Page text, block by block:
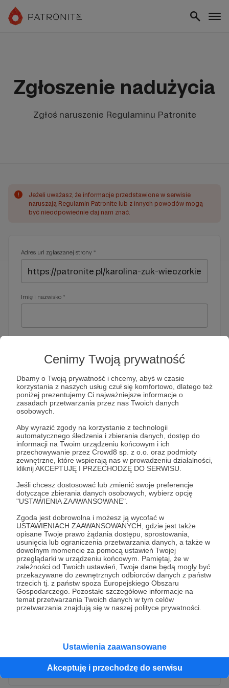
Cenimy Twoją prywatność
Dbamy o Twoją prywatność i chcemy, abyś w czasie
korzystania z naszych usług czuł się komfortowo, dlatego też
poniżej prezentujemy Ci najważniejsze informacje o
zasadach przetwarzania przez nas Twoich danych
osobowych.
Aby wyrazić zgody na korzystanie z technologii
automatycznego śledzenia i zbierania danych, dostęp do
informacji na Twoim urządzeniu końcowym i ich
przechowywanie przez Crowd8 sp. z o.o. oraz podmioty
zewnętrzne, które wspierają nas w prowadzeniu działalności,
kliknij AKCEPTUJĘ I PRZECHODZĘ DO SERWISU.
Jeśli chcesz dostosować lub zmienić swoje preferencje
dotyczące zbierania danych osobowych, wybierz opcję
"USTAWIENIA ZAAWANSOWANE".
Zgoda jest dobrowolna i możesz ją wycofać w
USTAWIENIACH ZAAWANSOWANYCH, gdzie jest także
opisane Twoje prawo żądania dostępu, sprostowania,
usunięcia lub ograniczenia przetwarzania danych, a także w
dowolnym momencie za pomocą ustawień Twojej
przeglądarki w urządzeniu końcowym. Pamiętaj, że w
zależności od Twoich ustawień, Twoje dane będą mogły być
przekazywane do zewnętrznych odbiorców danych z państw
trzecich tj. z państw spoza Europejskiego Obszaru
Gospodarczego. Pozostałe szczegółowe informacje na
temat przetwarzania Twoich danych w tym celów
przetwarzania znajdują się w naszej polityce prywatności.
Ustawienia zaawansowane
Akceptuję i przechodzę do serwisu
Zgłoszenie nadużycia
Zgłoś naruszenie Regulaminu Patronite
!
Jeżeli uważasz, że informacje przedstawione w serwisie
naruszają Regulamin Patronite lub z innych powodów mogą
być nieodpowiednie daj nam znać.
Adres url zgłaszanej strony *
Imię i nazwisko *
Telefon *
dodatkowe pytania
Treść wiadomości *
* Wyrażam zgodę na przetwarzanie moich danych
osobowych przez Patronite
Administratorem Twoich danych osobowych jest Crowd8 sp. z o.o.
z siedziba w Warszawie, ul. Żwirki i Wigury 16, 02-092 Warszawa.
Twoje dane osobowe będą przetwarzane w szczególności w celu
wykonania umowy zawartej z Tobą, w tym do umożliwienia
Gwarantujemy spełnienie wszystkich Twoich praw wynikających
z ogólnego rozporządzenia o ochronie danych, tj. prawo dostępu,
sprostowania oraz usunięcia Twoich danych, ograniczenia ich
rozwiń zgodę
Wyślij zgłoszenie